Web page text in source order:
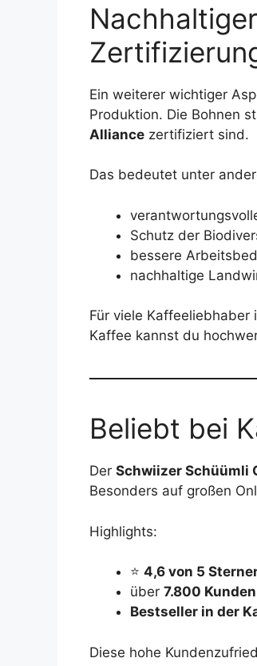
Ein weiterer wichtiger
Produktion. Die Bohnen
Alliance zertifiziert sind.
Das bedeutet unter
Schutz der
bessere
nachhaltige
Für viele
Kaffee kannst du
Beliebt bei
Der Schwiizer Schüümli
Besonders auf großen
Highlights:
⭐ 4,6 von 5
über 7.800
Bestseller in der
Diese hohe